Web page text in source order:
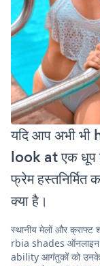
यदि आप अभी
look at एक धूप
फ्रेम
क्या है।
स्थानीय मेलों और
rbia shades ऑनलाइन
ability आगंतुकों को उनके